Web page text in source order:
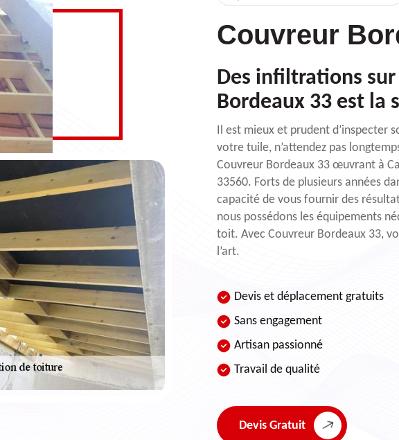
Couvreur
Des infiltrations
Bordeaux 33 est la
Il est mieux et prudent d’inspecter
votre tuile, n’attendez pas
Couvreur Bordeaux 33 œuvrant à
33560. Forts de plusieurs années
capacité de vous fournir des
nous possédons les équipements
toit. Avec Couvreur Bordeaux 33,
l’art.
Devis et déplacement gratuits
Sans engagement
Artisan passionné
Travail de qualité
Devis Gratuit